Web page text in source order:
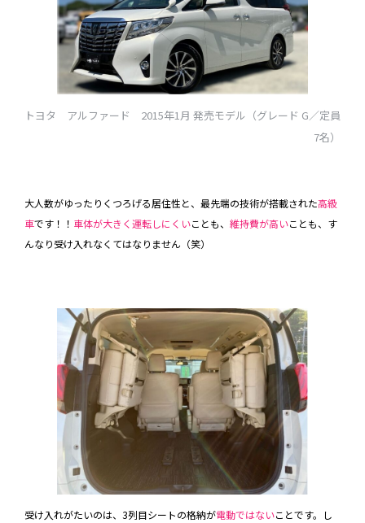
トヨタ アルファード 2015年1月 発売モデル（グレード G／定員
7名）
大人数がゆったりくつろげる居住性と、最先端の技術が搭載された高級
車です！！ 車体が大きく運転しにくいことも、 維持費が高いことも、す
んなり受け入れなくてはなりません（笑）
受け入れがたいのは、3列目シートの格納が電動ではないことです。し